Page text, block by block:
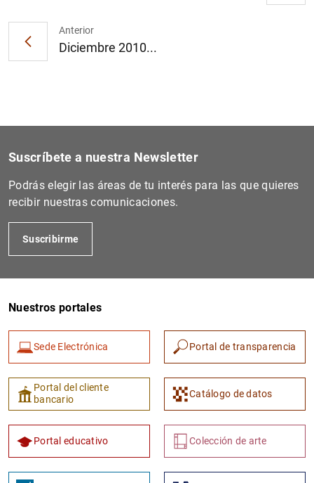
Anterior
Diciembre 2010...
Suscríbete a nuestra Newsletter
Podrás elegir las áreas de tu interés para las que quieres
recibir nuestras comunicaciones.
Suscribirme
Nuestros portales
Sede Electrónica Portal de transparencia
Portal del cliente
bancario
Catálogo de datos
Portal educativo Colección de arte